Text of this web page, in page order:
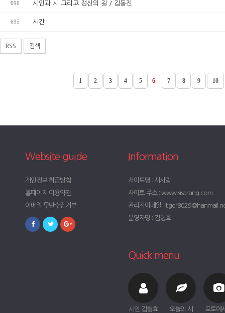
696 시인과 시 그리고 갱신의 길 / 김동진
695 시간
RSS 검색
1 2 3 4 5 6 7 8 9 10
Website guide
개인정보 취급방침
홈페이지 이용약관
이메일 무단수집거부
Information
사이트명 : 시사랑
사이트 주소 : www.sisarang.com
관리자이메일 :
운영자명 : 김형효
Quick menu
시인 김형효 오늘의 시 포토에